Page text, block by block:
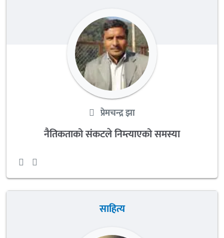
प्रेमचन्द्र झा
नैतिकताको संकटले निम्त्याएको समस्या
साहित्य